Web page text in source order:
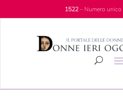
1522– Numero unico